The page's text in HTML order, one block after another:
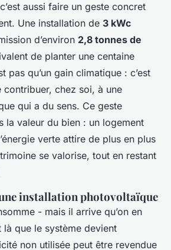
aussi faire un geste concret
Une installation de 3 kWc
d’environ 2,8 tonnes de
de planter une centaine
pas qu’un gain climatique : c’est
contribuer, chez soi, à une
qui a du sens. Ce geste
la valeur du bien : un logement
verte attire de plus en plus
se valorise, tout en restant
installation photovoltaïque
- mais il arrive qu’on en
là que le système devient
non utilisée peut être revendue